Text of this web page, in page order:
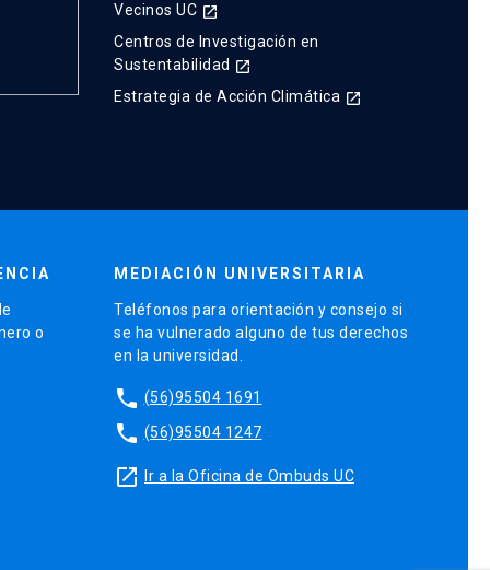
Vecinos UC launch
Centros de Investigación en
Sustentabilidad launch
Estrategia de Acción Climática launch
o
MEDIACIÓN UNIVERSITARIA
Teléfonos para orientación y consejo si
se ha vulnerado alguno de tus derechos
en la universidad.
phone (56)95504 1691
phone (56)95504 1247
launch Ir a la Oficina de Ombuds UC